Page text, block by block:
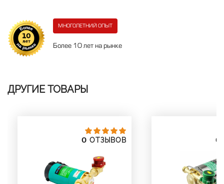
МНОГОЛЕТНИЙ ОПЫТ
Более 10 лет на рынке
ДРУГИЕ ТОВАРЫ
0 ОТЗЫВОВ 0